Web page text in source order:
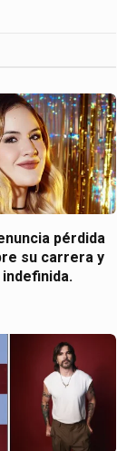
pérdida
su carrera y
indefinida.